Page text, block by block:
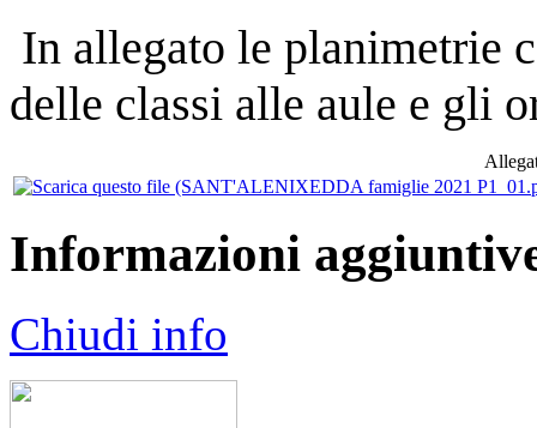
In allegato le planimetrie
delle classi alle aule e gli
Informazioni
Chiudi info